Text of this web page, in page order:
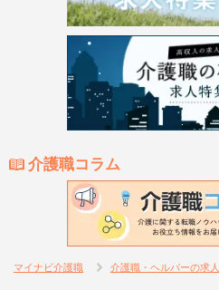
介護職コラム
マイナビ介護職 介護職・ヘルパーの求人